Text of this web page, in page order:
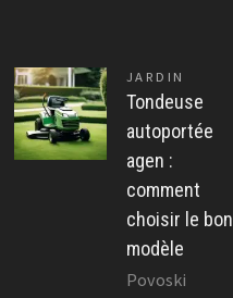
JARDIN
Tondeuse
autoportée
agen :
comment
choisir le bon
modèle
Povoski